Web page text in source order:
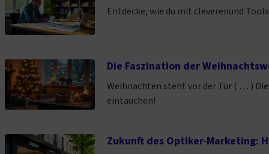
Entdecke, wie du mit cleverenund
Die Faszination der
Weihnachten steht vor der Tür ( … )
eintauchen!
Zukunft des Optiker-Marketing: